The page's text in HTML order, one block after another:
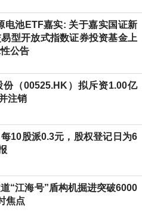
电池ETF嘉实: 关于嘉实国证新
型开放式指数证券投资基金上
公告
份（00525.HK）拟斥资1.00亿
注销
10股派0.3元，股权登记日为6
“江海号”盾构机掘进突破6000
焦点